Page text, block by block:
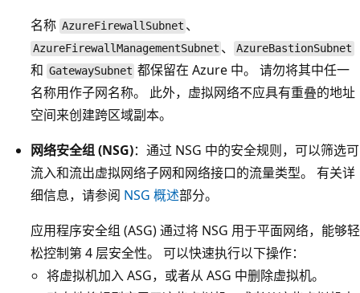
名称 AzureFirewallSubnet 、
AzureFirewallManagementSubnet 、 AzureBastionSubnet
和 GatewaySubnet 都保留在 Azure 中。 请勿将其中任一
名称用作子网名称。 此外，虚拟网络不应具有重叠的地址
空间来创建跨区域副本。
网络安全组 (NSG)：通过 NSG 中的安全规则，可以筛选可
流入和流出虚拟网络子网和网络接口的流量类型。 有关详
细信息，请参阅 NSG 概述部分。
应用程序安全组 (ASG) 通过将 NSG 用于平面网络，能够轻
松控制第 4 层安全性。 可以快速执行以下操作：
将虚拟机加入 ASG，或者从 ASG 中删除虚拟机。